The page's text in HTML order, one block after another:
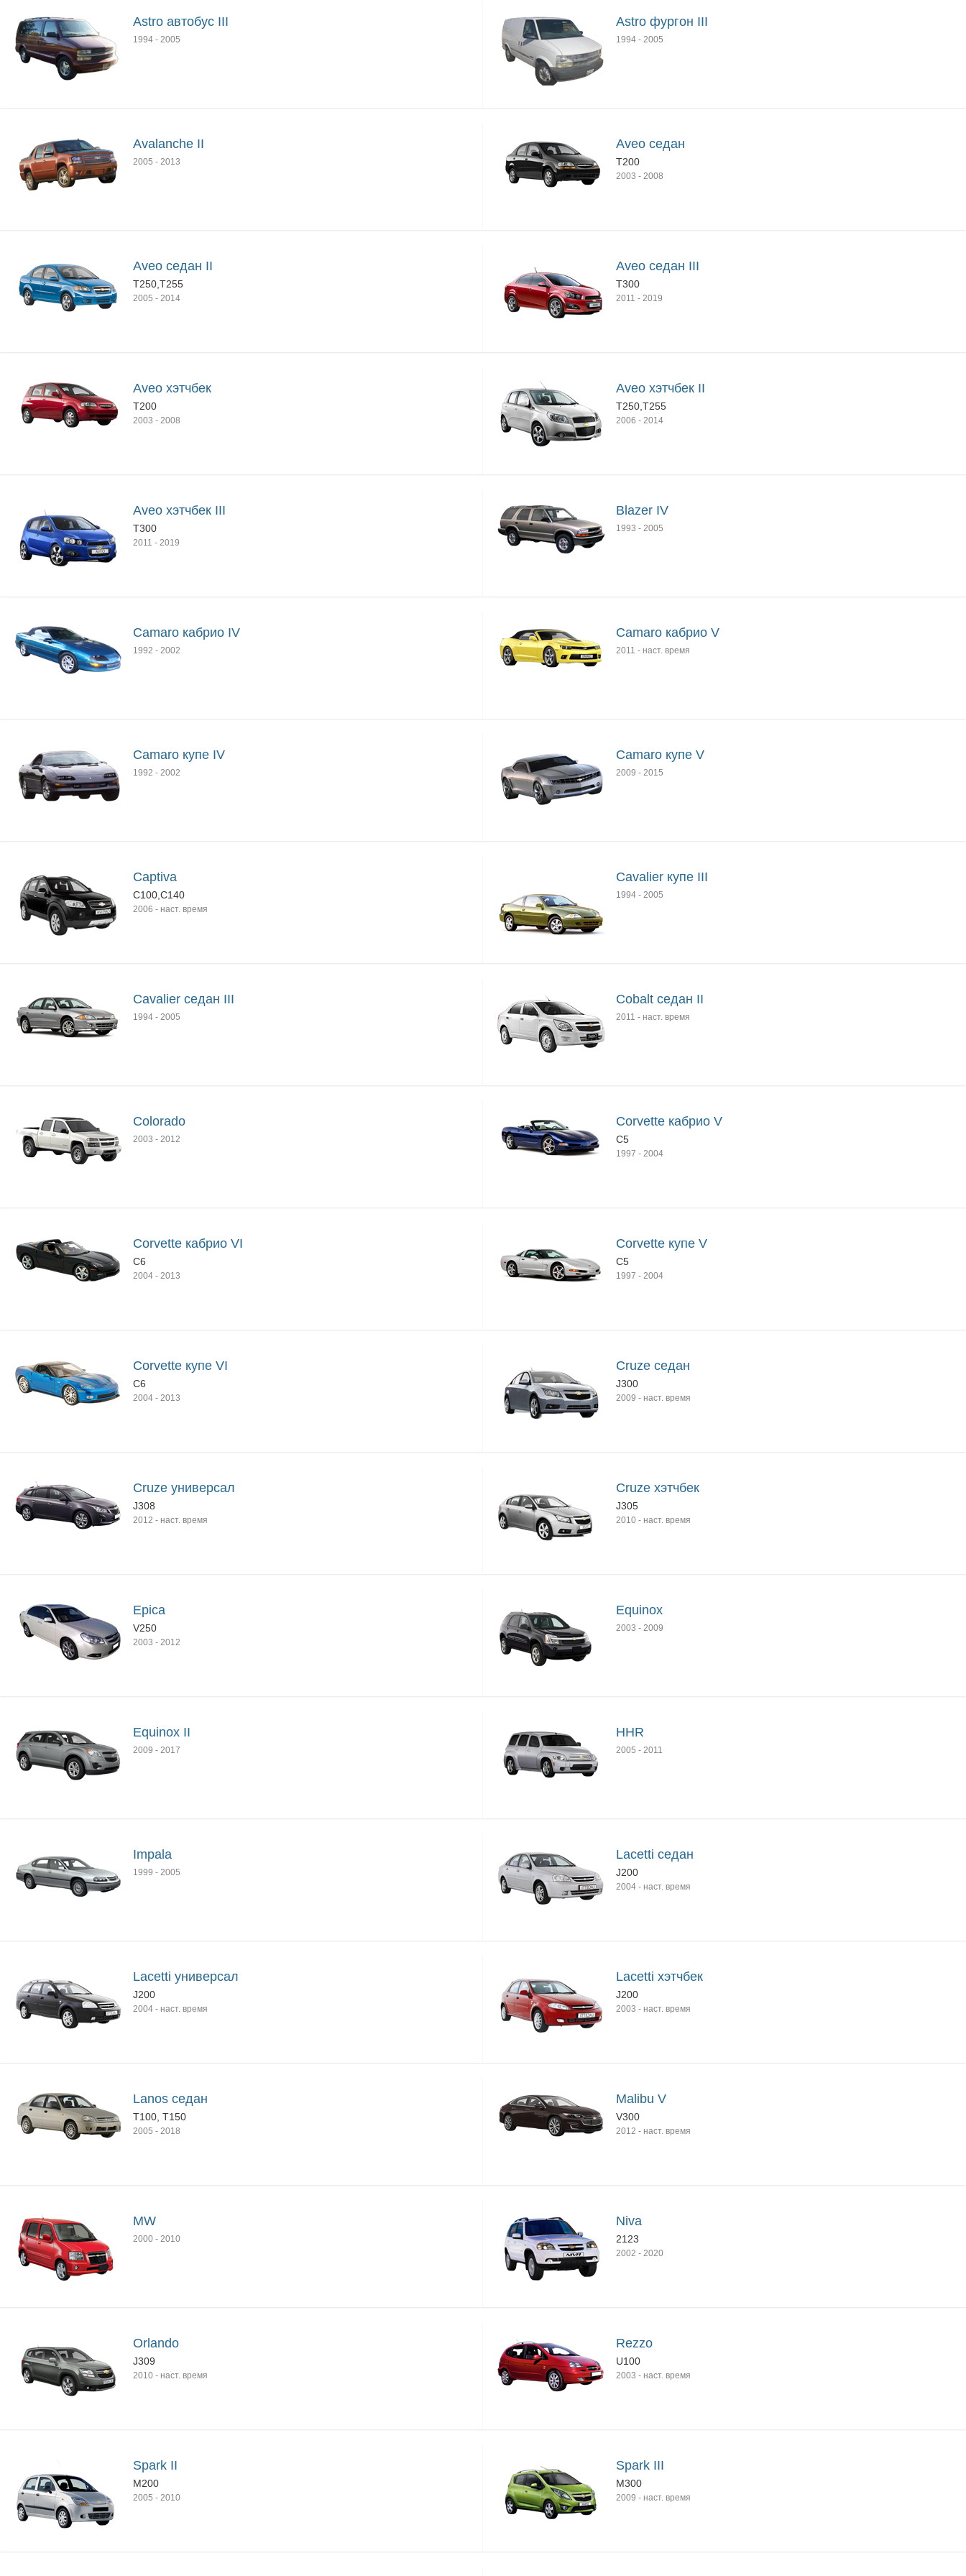
Astro автобус III
1994 - 2005
Astro фургон III
1994 - 2005
Avalanche II
2005 - 2013
Aveo седан
T200
2003 - 2008
Aveo седан II
T250,T255
2005 - 2014
Aveo седан III
T300
2011 - 2019
Aveo хэтчбек
T200
2003 - 2008
Aveo хэтчбек II
T250,T255
2006 - 2014
Aveo хэтчбек III
T300
2011 - 2019
Blazer IV
1993 - 2005
Camaro кабрио IV
1992 - 2002
Camaro кабрио V
2011 - наст. время
Camaro купе IV
1992 - 2002
Camaro купе V
2009 - 2015
Captiva
C100,C140
2006 - наст. время
Cavalier купе III
1994 - 2005
Cavalier седан III
1994 - 2005
Cobalt седан II
2011 - наст. время
Colorado
2003 - 2012
Corvette кабрио V
C5
1997 - 2004
Corvette кабрио VI
C6
2004 - 2013
Corvette купе V
C5
1997 - 2004
Corvette купе VI
C6
2004 - 2013
Cruze седан
J300
2009 - наст. время
Cruze универсал
J308
2012 - наст. время
Cruze хэтчбек
J305
2010 - наст. время
Epica
V250
2003 - 2012
Equinox
2003 - 2009
Equinox II
2009 - 2017
HHR
2005 - 2011
Impala
1999 - 2005
Lacetti седан
J200
2004 - наст. время
Lacetti универсал
J200
2004 - наст. время
Lacetti хэтчбек
J200
2003 - наст. время
Lanos седан
T100, T150
2005 - 2018
Malibu V
V300
2012 - наст. время
MW
2000 - 2010
Niva
2123
2002 - 2020
Orlando
J309
2010 - наст. время
Rezzo
U100
2003 - наст. время
Spark II
M200
2005 - 2010
Spark III
M300
2009 - наст. время